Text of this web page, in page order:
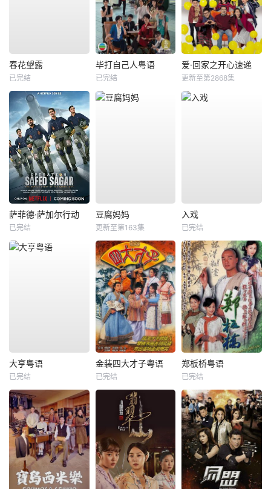
春花望露
已完结
毕打自己人粤语
已完结
爱·回家之开心速递
更新至第2868集
萨菲德·萨加尔行动
已完结
豆腐妈妈
更新至第163集
入戏
已完结
大亨粤语
已完结
金装四大才子粤语
已完结
郑板桥粤语
已完结